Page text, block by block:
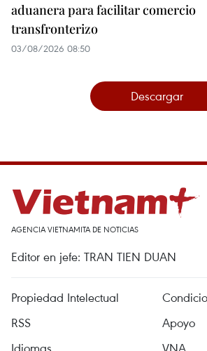
aduanera para facilitar comercio
transfronterizo
03/08/2026 08:50
Descargar
AGENCIA VIETNAMITA DE NOTICIAS
Editor en jefe: TRAN TIEN DUAN
Propiedad Intelectual
RSS
Apoyo